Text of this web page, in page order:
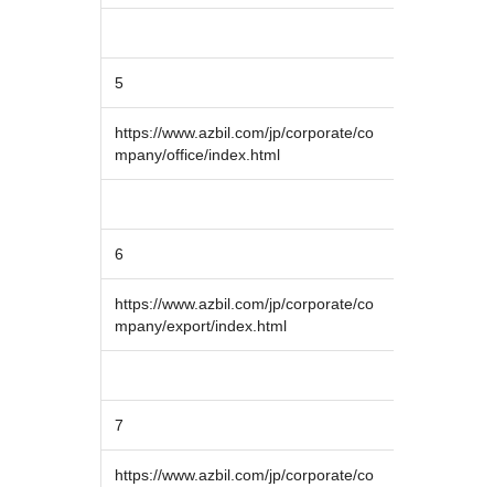
5
https://www.azbil.com/jp/corporate/co
mpany/office/index.html
6
https://www.azbil.com/jp/corporate/co
mpany/export/index.html
7
https://www.azbil.com/jp/corporate/co